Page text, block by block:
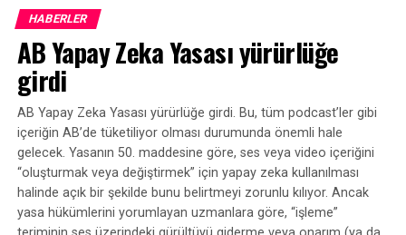
Kaynak:Mathew Passy / Custom Podcast
BENZER KONULAR:
BIR SONRAKI
Bazı insanlar neden hızlandırılmış podcast dinliyor?
KAÇIRMAYIN
Roads Audio: Özel, podcast tarzı konuşmalarla
bağlantıda kalmanın yeni bir yolu
ekosisteminin farklı aktörleri incelendi
Nitel araştırma yaklaşımıyla gerçekleştirilen çalışma
kapsamında Türkiye podcast ekosisteminin beş farklı
aktör grubuyla yarı yapılandırılmış derinlemesine
görüşmeler yapıldı.
Araştırmaya 19 bağımsız podcast yayıncısı, 17 podcast
endüstrisi çalışanı, 12 ağ bünyesinde yayın yapan
podcast yayıncısı, 13 podcast üreten kurum temsilcisi ve
13 podcast girişimcisi katıldı. Bazı katılımcıların
rakipleri Acast, Audacy ve New York Times’ın
reklamlarını içeren programlarda olduğu gibi Spotify’ın
kendi Bill Simmons programında da mevcut olduğuna
dair kanıtlara sahip.
Spotify’ın kendi programlarında yer alan “İleri Atla”
özelliği, bir yandan Spotify’ın reklam sattığı, diğer
yandan da kendi ücretli kullanıcılarına bu reklamları
duymama olanağı sağlayan bir “atla” özelliği pazarladığı
anlamına geliyor. Bir podcast reklam şirketi bize bunun
dolandırıcılık olarak değerlendirilebileceğini söyledi:
HABERLER
AB Yapay Zeka Yasası yürürlüğe
girdi
AB Yapay Zeka Yasası yürürlüğe girdi. Bu, tüm podcast’ler gibi
içeriğin AB’de tüketiliyor olması durumunda önemli hale
gelecek. Yasanın 50. maddesine göre, ses veya video içeriğini
“oluşturmak veya değiştirmek” için yapay zeka kullanılması
halinde açık bir şekilde bunu belirtmeyi zorunlu kılıyor. Ancak
yasa hükümlerini yorumlayan uzmanlara göre, “işleme”